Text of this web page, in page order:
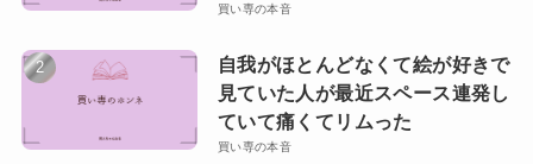
買い専の本音
自我がほとんどなくて絵が好きで
見ていた人が最近スペース連発し
ていて痛くてリムった
買い専の本音